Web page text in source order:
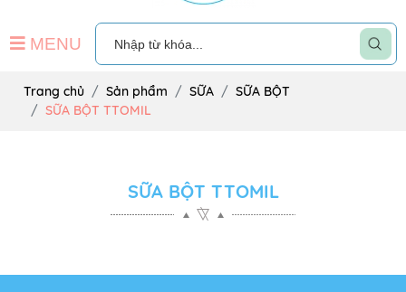
MENU
Trang chủ Sản phẩm SỮA
SỮA BỘT
SỮA BỘT TTOMIL
SỮA BỘT TTOMIL